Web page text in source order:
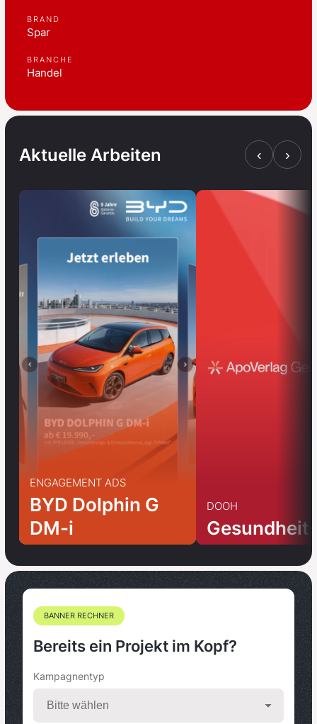
BRAND
Spar
BRANCHE
Handel
Aktuelle Arbeiten ‹ ›
ENGAGEMENT ADS
BYD Dolphin G
DM-i
DOOH
BANNER RECHNER
Bereits ein Projekt im Kopf?
Kampagnentyp